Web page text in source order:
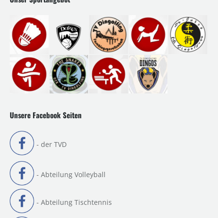
Unsere Facebook Seiten
- der TVD
- Abteilung Volleyball
- Abteilung Tischtennis